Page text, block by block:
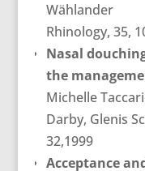
Wählander
Rhinology, 35,
Nasal
the
Michelle
Darby, Glenis
32,1999
Acceptance